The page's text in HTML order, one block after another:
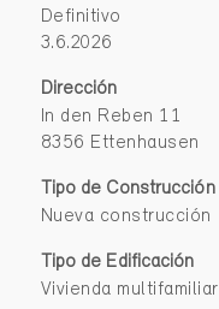
Definitivo
3.6.2026
Dirección
In den Reben 11
8356 Ettenhausen
Tipo de Construcción
Nueva construcción
Tipo de Edificación
Vivienda multifamiliar